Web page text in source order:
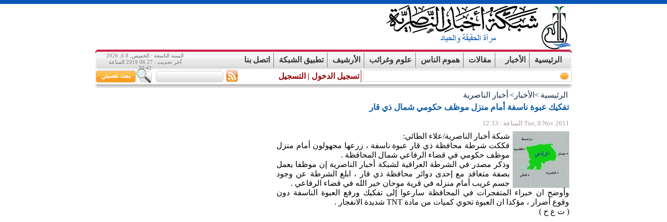
الرئيسية الأخبار مقالات هموم الناس علوم وغرائب الأرشيف تطبيق الشبكة اتصل بنا
السنة التاسعة : الخميس, 8 6, 2026
آخر تحديث : 27 06 2019 الساعة
20:41
تسجيل الدخول | التسجيل
الرئيسية > الأخبار > أخبار الناصرية
تفكيك عبوة ناسفة أمام منزل موظف حكومي شمال ذي قار
Tue, 8 Nov 2011 الساعة : 12:33
شبكة أخبار الناصرية/علاء الطائي:
فككت شرطة محافظة ذي قار عبوة ناسفة ، زرعها مجهولون أمام منزل
موظف حكومي في قضاء الرفاعي شمال المحافظة .
وذكر مصدر في الشرطة العراقية لشبكة أخبار الناصرية إن موظفا يعمل
بصفة متعاقد مع إحدى دوائر محافظة ذي قار ، ابلغ الشرطة عن وجود
جسم غريب أمام منزله في قرية موحان خير الله في قضاء الرفاعي .
وأوضح ان خبراء المتفجرات في المحافظة سارعوا إلى تفكيك ورفع العبوة الناسفة دون
وقوع أضرار ، مؤكدا ان العبوة تحوي كميات من مادة TNT شديدة الانفجار .
( ت ع ح )